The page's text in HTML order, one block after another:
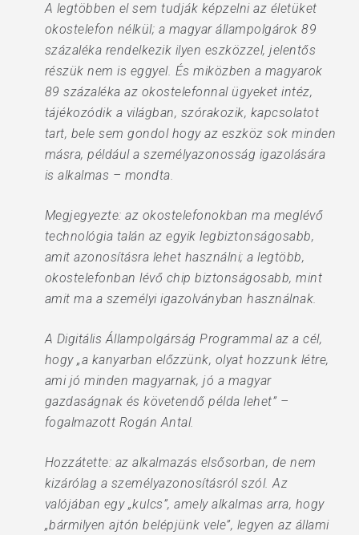
A legtöbben el sem tudják képzelni az életüket
okostelefon nélkül; a magyar állampolgárok 89
százaléka rendelkezik ilyen eszközzel, jelentős
részük nem is eggyel. És miközben a magyarok
89 százaléka az okostelefonnal ügyeket intéz,
tájékozódik a világban, szórakozik, kapcsolatot
tart, bele sem gondol hogy az eszköz sok minden
másra, például a személyazonosság igazolására
is alkalmas – mondta.
Megjegyezte: az okostelefonokban ma meglévő
technológia talán az egyik legbiztonságosabb,
amit azonosításra lehet használni; a legtöbb,
okostelefonban lévő chip biztonságosabb, mint
amit ma a személyi igazolványban használnak.
A Digitális Állampolgárság Programmal az a cél,
hogy „a kanyarban előzzünk, olyat hozzunk létre,
ami jó minden magyarnak, jó a magyar
gazdaságnak és követendő példa lehet” –
fogalmazott Rogán Antal.
Hozzátette: az alkalmazás elsősorban, de nem
kizárólag a személyazonosításról szól. Az
valójában egy „kulcs”, amely alkalmas arra, hogy
„bármilyen ajtón belépjünk vele”, legyen az állami